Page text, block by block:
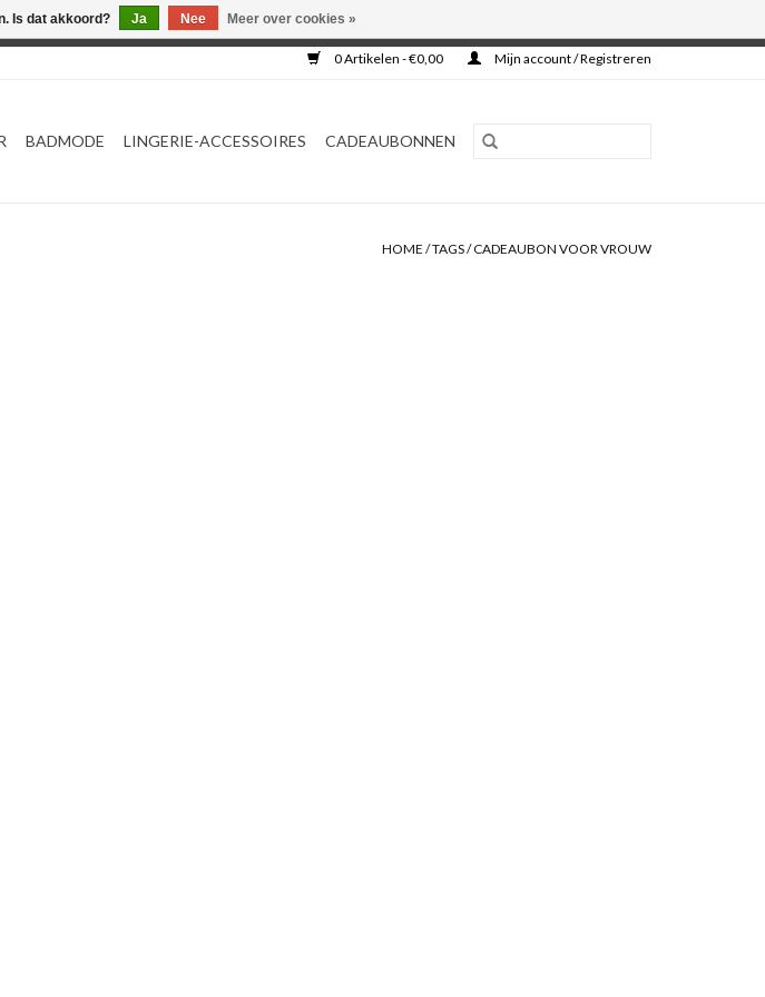
0 Artikelen - €0,00 Mijn account / Registreren
BADMODE LINGERIE-ACCESSOIRES CADEAUBONNEN
HOME /TAGS/CADEAUBON VOOR VROUW
Is dat akkoord? Ja Nee Meer over cookies »
met EU maten. .